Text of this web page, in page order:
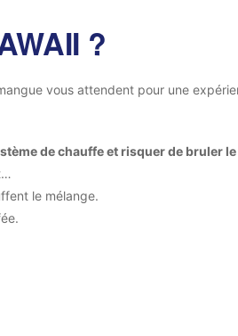
?
vous attendent pour une
de chauffe et risquer de bruler
le mélange.